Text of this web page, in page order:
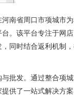
南省周口市项城市
。该平台专注于网
同时结合返利机制
批发。通过整合项
供了一站式解决方